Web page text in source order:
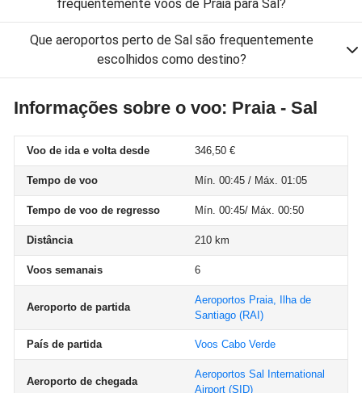
frequentemente voos de Praia para Sal?
Que aeroportos perto de Sal são frequentemente
escolhidos como destino?
Informações sobre o voo: Praia - Sal
Voo de ida e volta desde 346,50 €
Tempo de voo Mín. 00:45 / Máx. 01:05
Tempo de voo de regresso Mín. 00:45/ Máx. 00:50
Distância 210 km
Voos semanais 6
Aeroporto de partida
Aeroportos Praia, Ilha de
Santiago (RAI)
País de partida Voos Cabo Verde
Aeroporto de chegada
Aeroportos Sal International
Airport (SID)